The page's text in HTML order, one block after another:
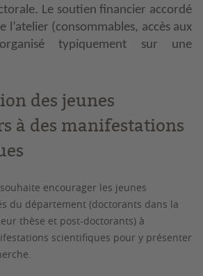
Le soutien financier accordé
l’atelier (consommables, accès aux
typiquement sur une
des jeunes
à des manifestations
encourager les jeunes
du département (doctorants dans la
thèse et post-doctorants) à
scientifiques pour y présenter